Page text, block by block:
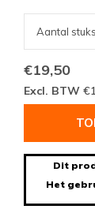
€19,50
Excl. BTW
Dit
Het